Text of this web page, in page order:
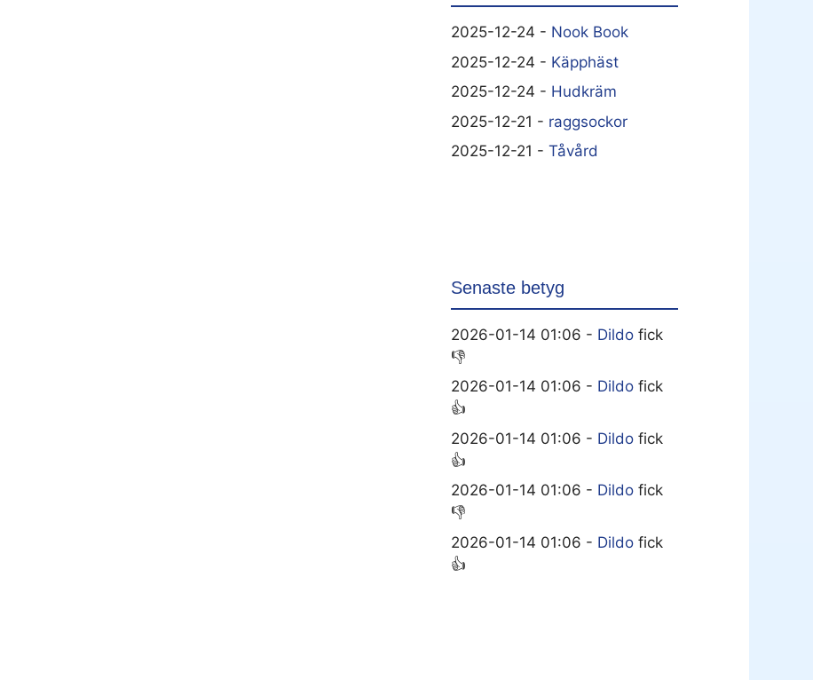
2025-12-24 - Nook Book
2025-12-24 - Käpphäst
2025-12-24 - Hudkräm
2025-12-21 - raggsockor
2025-12-21 - Tåvård
Senaste betyg
2026-01-14 01:06 - Dildo fick
👎
2026-01-14 01:06 - Dildo fick
👍
2026-01-14 01:06 - Dildo fick
👍
2026-01-14 01:06 - Dildo fick
👎
2026-01-14 01:06 - Dildo fick
👍